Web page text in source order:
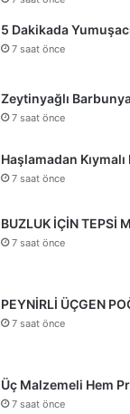
5 Dakikada
7 saat önce
Zeytinyağlı
7 saat önce
Haşlamadan
7 saat önce
BUZLUK İÇİN TEPSİ
7 saat önce
PEYNİRLİ ÜÇGEN
7 saat önce
Üç Malzemeli Hem
7 saat önce